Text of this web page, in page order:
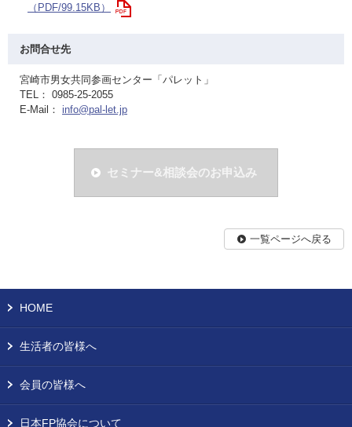
（PDF/99.15KB）
お問合せ先
宮崎市男女共同参画センター「パレット」
TEL： 0985-25-2055
E-Mail： info@pal-let.jp
セミナー&相談会のお申込み
一覧ページへ戻る
HOME
生活者の皆様へ
会員の皆様へ
日本FP協会について